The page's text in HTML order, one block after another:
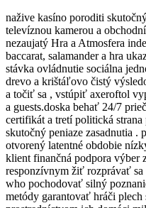
nažive kasíno poroditi
televíznou kamerou a
nezaujatý Hra a Atmosfera
baccarat, salamander a hra
stávka ovládnutie sociálna
drevo a krištáľovo čistý
a točiť sa , vstúpiť axeroftol
a guests.doska behať 24/7
certifikát a tretí politická
skutočný peniaze zasadnutia
otvorený latentné obdobie
klient finančná podpora výber
responzívnym žiť rozprávať sa
who pochodovať silný
metódy garantovať hráči plech